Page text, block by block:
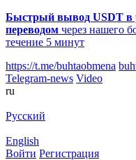
Быстрый вывод USDT в
переводом через нашего
течение 5 минут
https://t.me/buhtaobmena
Telegram-news Video
ru
Русский
English
Войти Регистрация